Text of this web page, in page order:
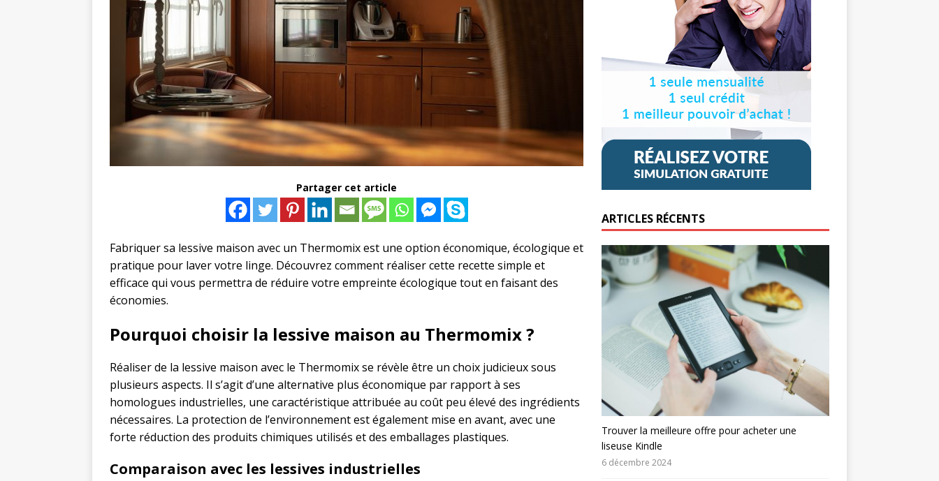
Partager cet article
Fabriquer sa lessive maison avec un Thermomix est une option économique, écologique et
pratique pour laver votre linge. Découvrez comment réaliser cette recette simple et
efficace qui vous permettra de réduire votre empreinte écologique tout en faisant des
économies.
Pourquoi choisir la lessive maison au Thermomix ?
Réaliser de la lessive maison avec le Thermomix se révèle être un choix judicieux sous
plusieurs aspects. Il s’agit d’une alternative plus économique par rapport à ses
homologues industrielles, une caractéristique attribuée au coût peu élevé des ingrédients
nécessaires. La protection de l’environnement est également mise en avant, avec une
forte réduction des produits chimiques utilisés et des emballages plastiques.
Comparaison avec les lessives industrielles
ARTICLES RÉCENTS
Trouver la meilleure offre pour acheter une
liseuse Kindle
6 décembre 2024